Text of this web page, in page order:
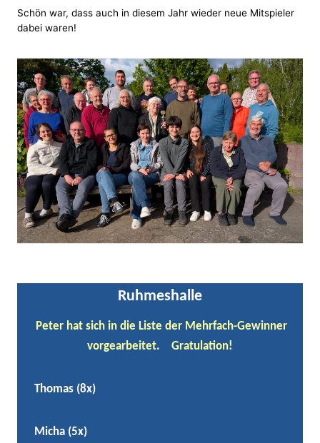
Schön war, dass auch in diesem Jahr wieder neue Mitspieler
dabei waren!
Ruhmeshalle
Peter hat sich in die Liste der Mehrfach-Gewinner
vorgearbeitet. Gratulation!
Thomas (8x)
Micha (5x)